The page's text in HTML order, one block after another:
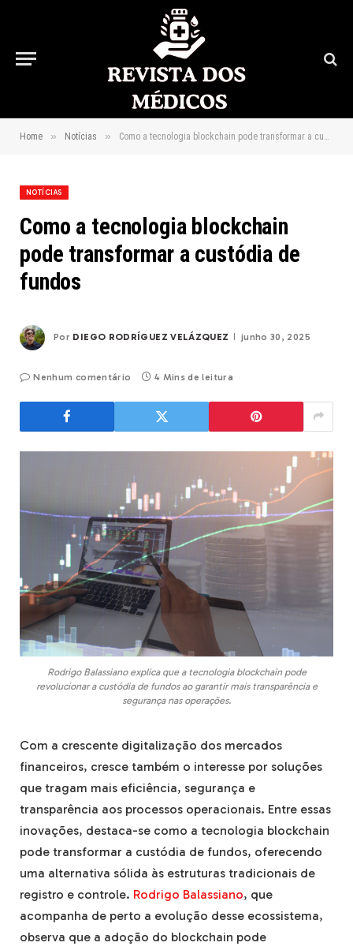
Home » Notícias » Como a tecnologia blockchain pode transformar a custódia de fundos
NOTÍCIAS
Como a tecnologia blockchain
pode transformar a custódia de
fundos
Por DIEGO RODRÍGUEZ VELÁZQUEZ junho 30, 2025
Nenhum comentário 4 Mins de leitura
Rodrigo Balassiano explica que a tecnologia blockchain pode
revolucionar a custódia de fundos ao garantir mais transparência e
segurança nas operações.
Com a crescente digitalização dos mercados
financeiros, cresce também o interesse por soluções
que tragam mais eficiência, segurança e
transparência aos processos operacionais. Entre essas
inovações, destaca-se como a tecnologia blockchain
pode transformar a custódia de fundos, oferecendo
uma alternativa sólida às estruturas tradicionais de
registro e controle. Rodrigo Balassiano, que
acompanha de perto a evolução desse ecossistema,
observa que a adoção do blockchain pode